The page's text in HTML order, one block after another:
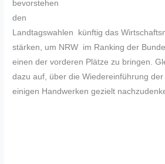
bevorstehen
den
Landtagswahlen künftig das
stärken, um NRW im Ranking der
einen der vorderen Plätze zu bringen.
dazu auf, über die Wiedereinführung
einigen Handwerken gezielt